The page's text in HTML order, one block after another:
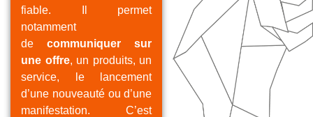
fiable. Il permet
notamment
decommuniquer sur
une offre, un produits, un
service, le lancement
d’une nouveauté ou d’une
manifestation. C’est